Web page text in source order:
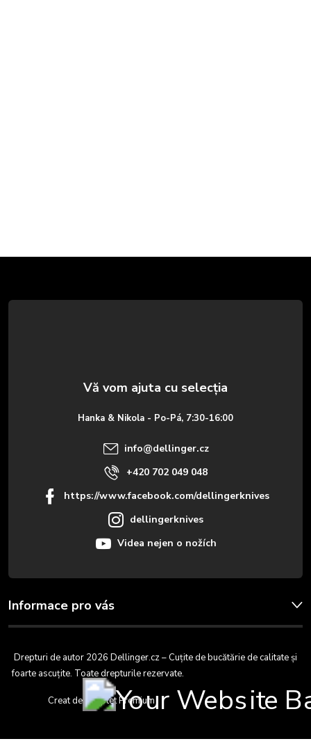
u
Informace pro vás
Hanka & Nikola - Po-Pá, 7:30-16:00
info@dellinger.cz
+420 702 049 048
https://www.facebook.com/dellingerknives
dellingerknives
Videa nejen o nožích
Creat de Shoptet Premium
Drepturi de autor 2026 Dellinger.cz – Cuțite de bucătărie de calitate și
foarte ascuțite. Toate drepturile rezervate.